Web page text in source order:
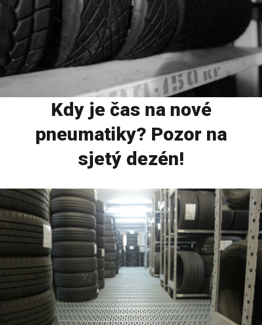
Kdy je čas na nové
pneumatiky? Pozor na
sjetý dezén!